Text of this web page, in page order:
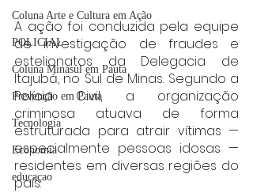
Coluna Arte e Cultura em Ação
POLICIAL
Coluna Minasul em Pauta
Prevenção em Pauta
Tecnologia
Economia
educaçao
A ação foi conduzida pela equipe
de investigação de fraudes e
estelionatos da Delegacia de
Itajubá, no Sul de Minas. Segundo a
Polícia Civil, a organização
criminosa atuava de forma
estruturada para atrair vítimas —
especialmente pessoas idosas —
residentes em diversas regiões do
país.